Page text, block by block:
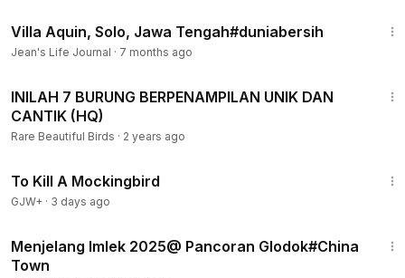
Villa Aquin, Solo, Jawa Tengah#duniabersih
Jean's Life Journal · 7 months ago
INILAH 7 BURUNG BERPENAMPILAN UNIK DAN
CANTIK (HQ)
Rare Beautiful Birds · 2 years ago
To Kill A Mockingbird
GJW+ · 3 days ago
Menjelang Imlek 2025@ Pancoran Glodok#China
Town